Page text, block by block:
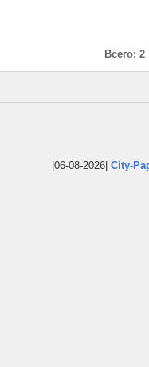
Всего: 2
|06-08-2026| City-